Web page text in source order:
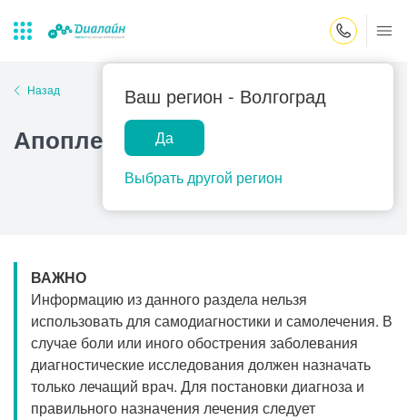
Ваш регион - Волгоград
Да
Выбрать другой регион
Лаборатории
Центр помощи
на дому
Закрыть поиск
Популярные запросы
Прием гинеколога
Прием гастроэнтеролога
Прием офтальмолога
Прием уролога
Прием хирурга
Прием кардиолога
Назад
Апоплексия гипофиза
ВАЖНО
Информацию из данного раздела нельзя
использовать для самодиагностики и самолечения. В
случае боли или иного обострения заболевания
диагностические исследования должен назначать
только лечащий врач. Для постановки диагноза и
правильного назначения лечения следует